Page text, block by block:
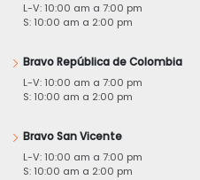
L-V: 10:00 am a 7:00 pm
S: 10:00 am a 2:00 pm
Bravo República de Colombia
L-V: 10:00 am a 7:00 pm
S: 10:00 am a 2:00 pm
Bravo San Vicente
L-V: 10:00 am a 7:00 pm
S: 10:00 am a 2:00 pm